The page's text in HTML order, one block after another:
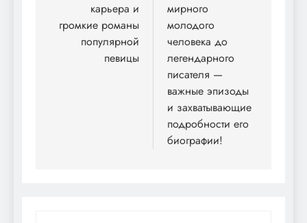
карьера и
громкие романы
популярной
певицы
мирного
молодого
человека до
легендарного
писателя —
важные эпизоды
и захватывающие
подробности его
биографии!